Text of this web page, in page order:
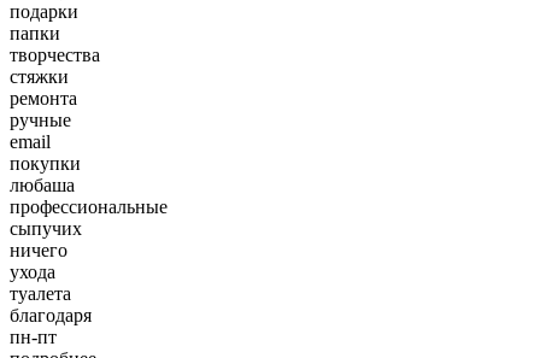
подарки
папки
творчества
стяжки
ремонта
ручные
email
покупки
любаша
профессиональные
сыпучих
ничего
ухода
туалета
благодаря
пн-пт